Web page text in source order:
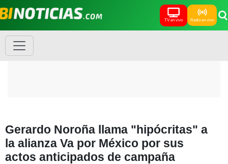
TV en vivo Radio en vivo
Gerardo Noroña llama "hipócritas" a
la alianza Va por México por sus
actos anticipados de campaña